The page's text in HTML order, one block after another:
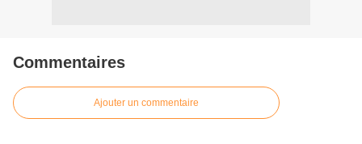
Commentaires
Ajouter un commentaire